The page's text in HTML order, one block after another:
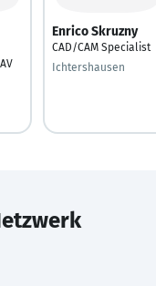
Enrico Skruzny
CAD/CAM Specialist
Ichtershausen